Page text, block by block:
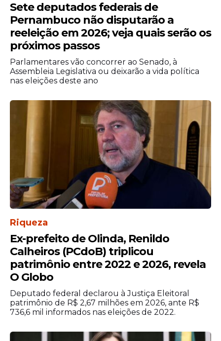
Sete deputados federais de
Pernambuco não disputarão a
reeleição em 2026; veja quais serão os
próximos passos
Parlamentares vão concorrer ao Senado, à
Assembleia Legislativa ou deixarão a vida política
nas eleições deste ano
Riqueza
Ex-prefeito de Olinda, Renildo
Calheiros (PCdoB) triplicou
patrimônio entre 2022 e 2026, revela
O Globo
Deputado federal declarou à Justiça Eleitoral
patrimônio de R$ 2,67 milhões em 2026, ante R$
736,6 mil informados nas eleições de 2022.